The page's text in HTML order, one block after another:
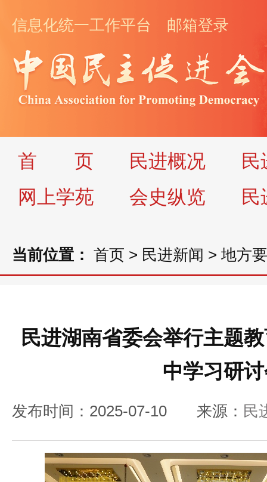
信息化统一工作平台 邮箱登录
首 页 民进概况
民
网上学苑
会史纵览 民
当前位置： 首页 > 民进新闻 > 地方
民进湖南省委会举行主题
中学习研
发布时间：2025-07-10 来源： 民